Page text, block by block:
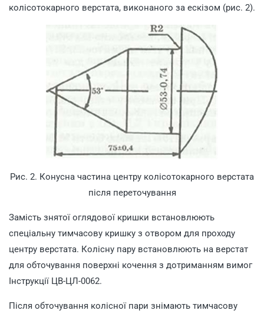
колісотокарного верстата, виконаного за ескізом (рис. 2).
Рис. 2. Конусна частина центру колісотокарного верстата
після переточування
Замість знятої оглядової кришки встановлюють
спеціальну тимчасову кришку з отвором для проходу
центру верстата. Колісну пару встановлюють на верстат
для обточування поверхні кочення з дотриманням вимог
Інструкції ЦВ-ЦЛ-0062.
Після обточування колісної пари знімають тимчасову